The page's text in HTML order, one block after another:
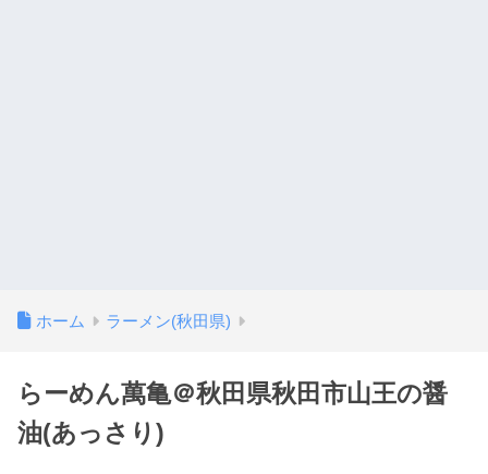
ホーム ラーメン(秋田県)
らーめん萬亀＠秋田県秋田市山王の醤
油(あっさり)